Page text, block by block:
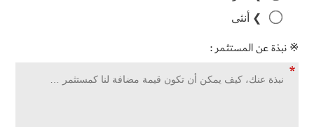
❯ أنثى
※ نبذة عن المستثمر :